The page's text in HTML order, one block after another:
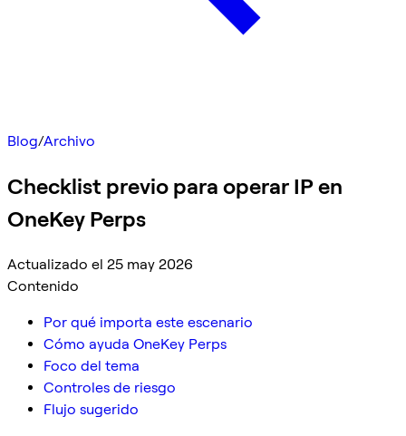
Blog/Archivo
Checklist previo para operar IP en
OneKey Perps
Actualizado el 25 may 2026
Contenido
Por qué importa este escenario
Cómo ayuda OneKey Perps
Foco del tema
Controles de riesgo
Flujo sugerido